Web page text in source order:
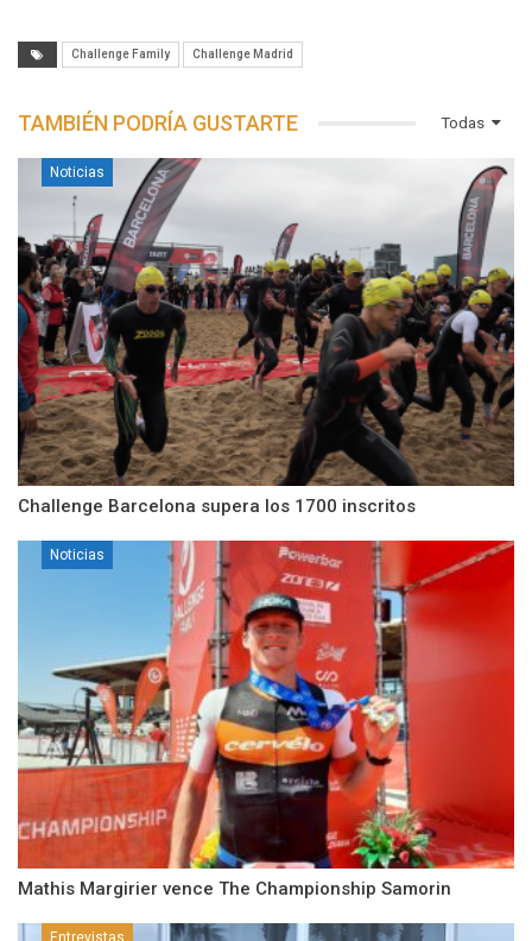
Challenge Family Challenge Madrid
Todas
TAMBIÉN PODRÍA GUSTARTE
Noticias
Challenge Barcelona supera los 1700 inscritos
Noticias
Mathis Margirier vence The Championship Samorin
Entrevistas